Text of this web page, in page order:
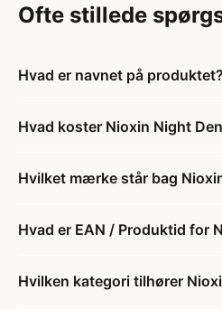
Ofte stillede
Hvad er navnet på produktet?
Hvad koster Nioxin Night
Hvilket mærke står bag
Hvad er EAN / Produktid for
Hvilken kategori tilhører